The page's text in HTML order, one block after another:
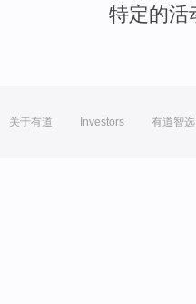
特定的活
关于有道 Investors 有道智选